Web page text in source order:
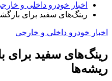
اخبار خودرو داخلی و
رینگ‌های سفید برای
اخبار خودرو داخلی و خارجی
رینگ‌های سفید برای
ریشه‌ها